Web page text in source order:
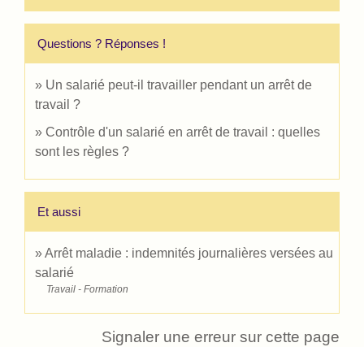
Questions ? Réponses !
Un salarié peut-il travailler pendant un arrêt de
travail ?
Contrôle d'un salarié en arrêt de travail : quelles
sont les règles ?
Et aussi
Arrêt maladie : indemnités journalières versées au
salarié
Travail - Formation
Signaler une erreur sur cette page